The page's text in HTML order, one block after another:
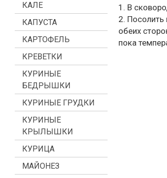
КАЛЕ
КАПУСТА
КАРТОФЕЛЬ
КРЕВЕТКИ
КУРИНЫЕ
БЕДРЫШКИ
КУРИНЫЕ ГРУДКИ
КУРИНЫЕ
КРЫЛЫШКИ
КУРИЦА
МАЙОНЕЗ
1. В
2. Посолить
обеих
пока